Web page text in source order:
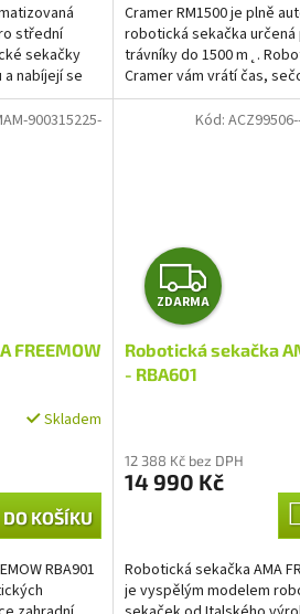
střední
sekačky
nabíjejí se
Cramer RM1500 je plně
robotická sekačka
trávníky do 1500 m˛.
Cramer vám vrátí čas,
automaticky, takže už...
FREEMOW
Skladem
DO KOŠÍKU
RBA901
900315225-
Z
D
A
M
ZDARMA
Robotická sekačka
- RBA601
12 388 Kč bez DPH
14 990 Kč
Robotická sekačka AMA
je vyspělým modelem
Kód: